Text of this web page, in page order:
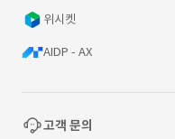
위시켓
AIDP - AX
고객 문의